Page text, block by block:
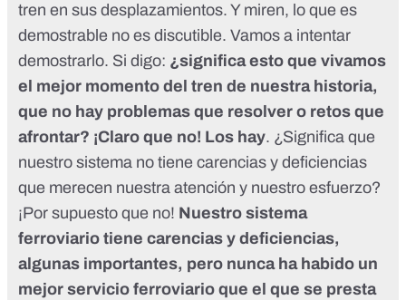
tren en sus desplazamientos. Y miren, lo que es
demostrable no es discutible. Vamos a intentar
demostrarlo. Si digo: ¿significa esto que vivamos
el mejor momento del tren de nuestra historia,
que no hay problemas que resolver o retos que
afrontar? ¡Claro que no! Los hay. ¿Significa que
nuestro sistema no tiene carencias y deficiencias
que merecen nuestra atención y nuestro esfuerzo?
¡Por supuesto que no! Nuestro sistema
ferroviario tiene carencias y deficiencias,
algunas importantes, pero nunca ha habido un
mejor servicio ferroviario que el que se presta